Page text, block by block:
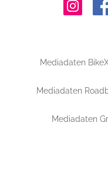
Mediadaten
Mediadaten
Mediadaten